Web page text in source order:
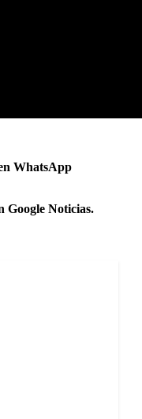
WhatsApp
Google Noticias.